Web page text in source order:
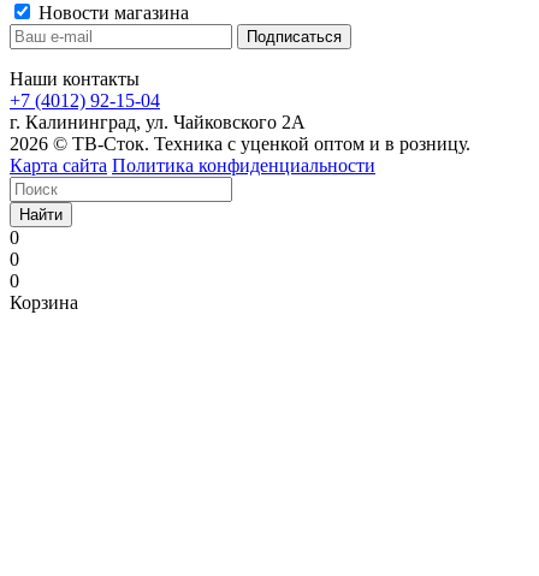
Новости магазина
Наши контакты
+7 (4012) 92-15-04
г. Калининград, ул. Чайковского 2А
2026 © ТВ-Сток. Техника с уценкой оптом и в розницу.
Карта сайта Политика конфиденциальности
Найти
0
0
0
Корзина